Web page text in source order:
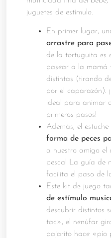
juguetes de estímulo.
En primer lugar,
arrastre para
de la tortuguita es
pasear a la mamá
distintas (tirando
por el caparazón).
ideal para animar
primeros pasos!
Además, el
forma de peces
a nuestro amigo el
pesca! La guía de
facilita el paso de
Este kit de juego
de estímulo
descubrir distintos
tac», el nenúfar
pajarito hace «pío